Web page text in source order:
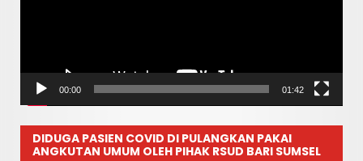
00:00 01:42
DIDUGA PASIEN COVID DI PULANGKAN PAKAI
ANGKUTAN UMUM OLEH PIHAK RSUD BARI SUMSEL